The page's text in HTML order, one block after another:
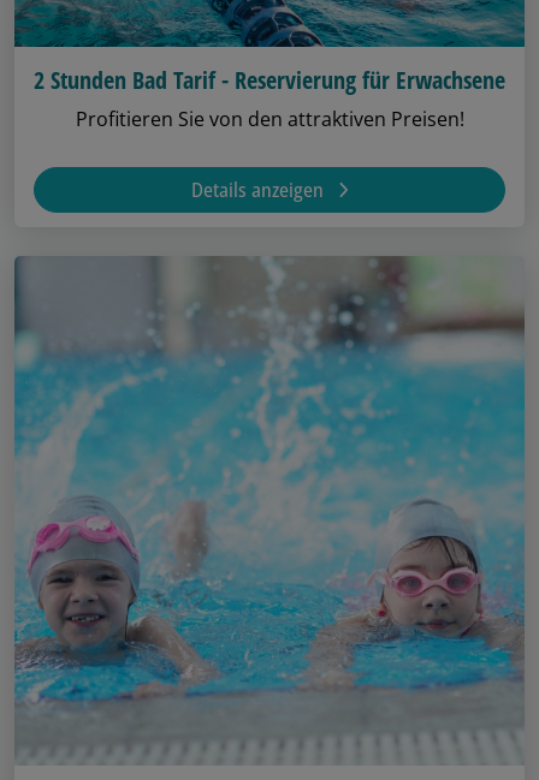
2 Stunden Bad Tarif - Reservierung für Erwachsene
Profitieren Sie von den attraktiven Preisen!
Details anzeigen